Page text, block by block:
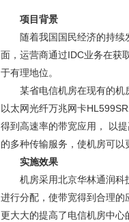
项目背景
随着我国国民经济的持续发
面，运营商通过IDC业务在获
于有理地位。
某省电信机房在现有的机房
以太网光纤万兆网卡
得到高速率的带宽应用， 以
的多种传输服务，使机房可
实施效果
机房采用北京华林通润科技
进行分配，使带宽得到合理
更大大的提高了电信机房中心